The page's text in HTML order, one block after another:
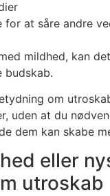
for at såre andre
mildhed, kan
budskab.
om
uden at du
dem kan skabe
eller
utroskab